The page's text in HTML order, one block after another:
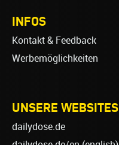
INFOS
Kontakt & Feedback
Werbemöglichkeiten
UNSERE WEBSITES
dailydose.de